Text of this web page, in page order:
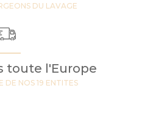
DU LAVAGE
toute l'Europe
DE NOS 19 ENTITES